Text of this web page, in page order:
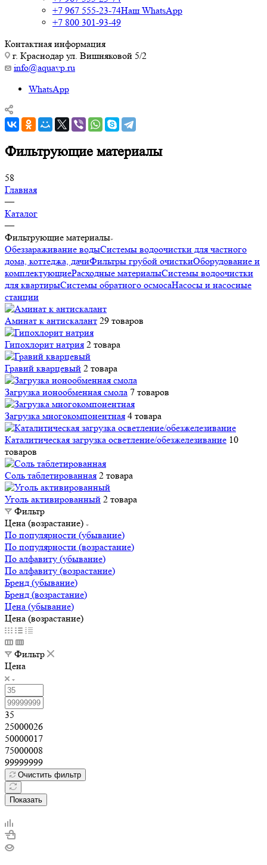
+7 967 555-23-74Наш WhatsApp
+7 800 301-93-49
Контактная информация
г. Краснодар ул. Вишняковой 5/2
info@aquavp.ru
WhatsApp
Фильтрующие материалы
58
Главная
—
Каталог
—
Фильтрующие материалы
Обеззараживание водыСистемы водоочистки для частного
дома, коттеджа, дачиФильтры грубой очисткиОборудование и
комплектующиеРасходные материалыСистемы водоочистки
для квартирыСистемы обратного осмосаНасосы и насосные
станции
Аминат к антискалант 29 товаров
Гипохлорит натрия 2 товара
Гравий кварцевый 2 товара
Загрузка ионообменная смола 7 товаров
Загрузка многокомпонентная 4 товара
Каталитическая загрузка осветление/обезжелезивание 10
товаров
Соль таблетированная 2 товара
Уголь активированный 2 товара
Фильтр
Цена (возрастание)
По популярности (убывание)
По популярности (возрастание)
По алфавиту (убывание)
По алфавиту (возрастание)
Бренд (убывание)
Бренд (возрастание)
Цена (убывание)
Цена (возрастание)
Фильтр
Цена
35
25000026
50000017
75000008
99999999
Очистить фильтр
Показать